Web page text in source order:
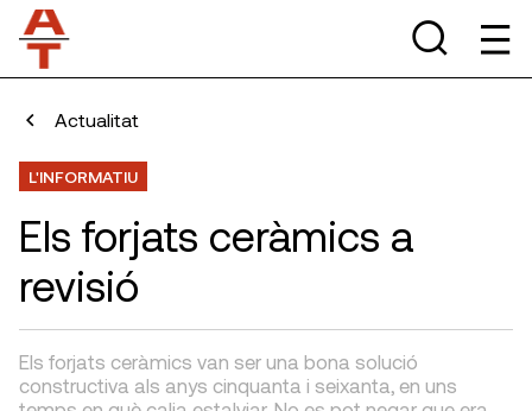
Actualitat
L'INFORMATIU
Els forjats ceràmics a
revisió
Els forjats ceràmics van ser una bona solució
constructiva als anys cinquanta i seixanta, en uns